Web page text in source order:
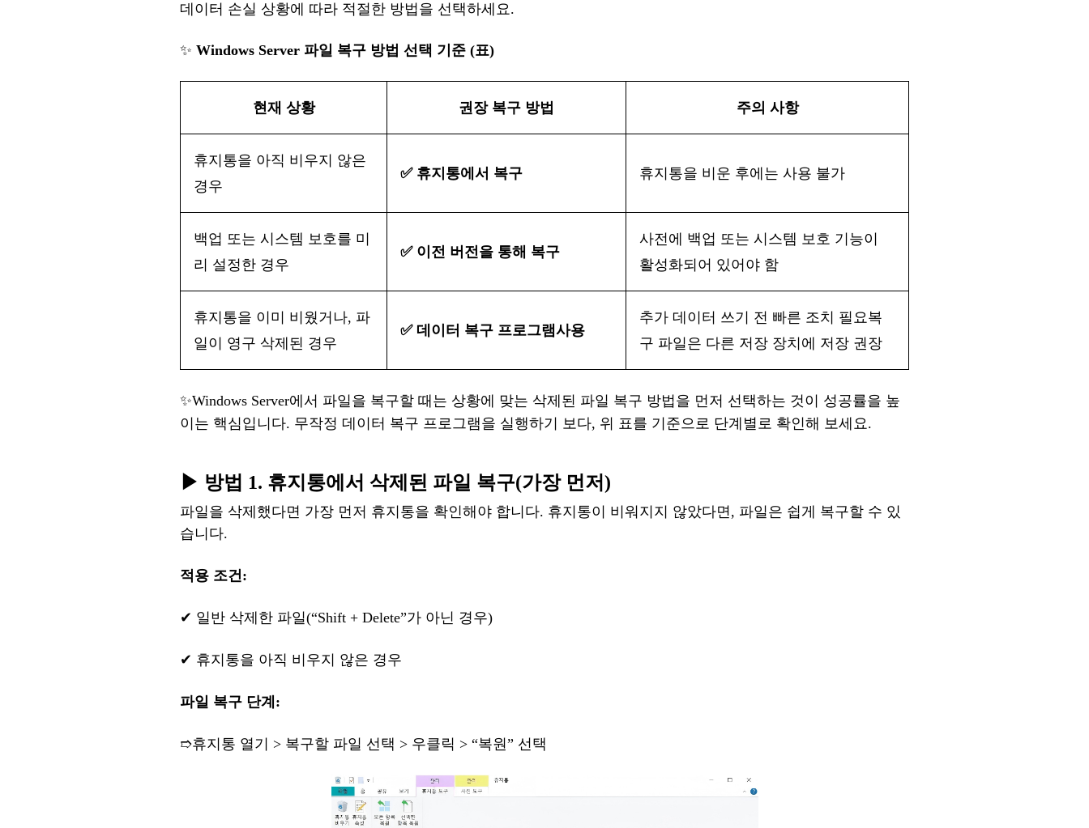
데이터 손실 상황에 따라 적절한 방법을 선택하세요.
✨ Windows Server 파일 복구 방법 선택 기준 (표)
현재 상황 권장 복구 방법 주의 사항
휴지통을 아직 비우지 않은
경우
✅ 휴지통에서 복구 휴지통을 비운 후에는 사용 불가
백업 또는 시스템 보호를 미
리 설정한 경우
✅ 이전 버전을 통해 복구
사전에 백업 또는 시스템 보호 기능이
활성화되어 있어야 함
휴지통을 이미 비웠거나, 파
일이 영구 삭제된 경우
✅ 데이터 복구 프로그램사용
추가 데이터 쓰기 전 빠른 조치 필요복
구 파일은 다른 저장 장치에 저장 권장
✨Windows Server에서 파일을 복구할 때는 상황에 맞는 삭제된 파일 복구 방법을 먼저 선택하는 것이 성공률을 높
이는 핵심입니다. 무작정 데이터 복구 프로그램을 실행하기 보다, 위 표를 기준으로 단계별로 확인해 보세요.
▶ 방법 1. 휴지통에서 삭제된 파일 복구(가장 먼저)
파일을 삭제했다면 가장 먼저 휴지통을 확인해야 합니다. 휴지통이 비워지지 않았다면, 파일은 쉽게 복구할 수 있
습니다.
적용 조건:
✔ 일반 삭제한 파일(“Shift + Delete”가 아닌 경우)
✔ 휴지통을 아직 비우지 않은 경우
파일 복구 단계 :
➱휴지통 열기 > 복구할 파일 선택 > 우클릭 > “복원” 선택